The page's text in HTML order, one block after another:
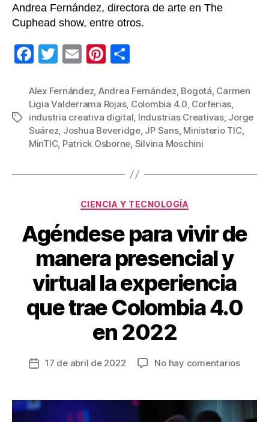
Andrea Fernández, directora de arte en The
Cuphead show, entre otros.
F
c
e
b
o
o
T
tt
er
E
ail
Pi
er
e
st
m
p
ar
tir
Etiquetas
Alex Fernández, Andrea Fernández, Bogotá, Carmen
Ligia Valderrama Rojas, Colombia 4.0, Corferias,
industria creativa digital, Industrias Creativas, Jorge
Suárez, Joshua Beveridge, JP Sans, Ministerio TIC,
MinTIC, Patrick Osborne, Silvina Moschini
Categorías
CIENCIA Y TECNOLOGÍA
Agéndese para vivir de
manera presencial y
virtual la experiencia
que trae Colombia 4.0
en 2022
Fecha
entrada
17 de abril de 2022 No hay comentariosen
vivir